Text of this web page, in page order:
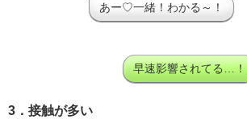
あー♡一緒！わかる～！
早速影響されてる…！
3．接触が多い